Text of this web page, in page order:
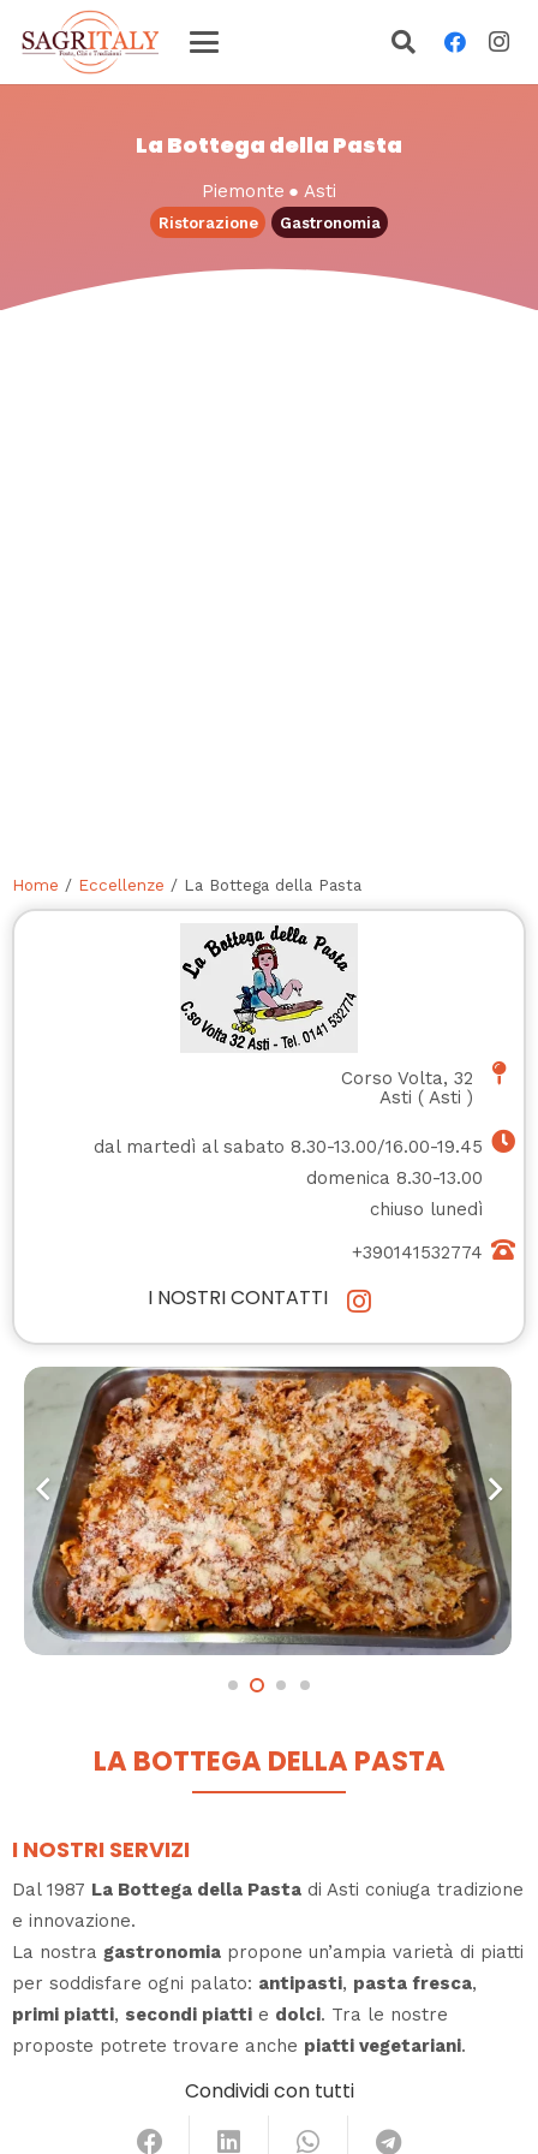
La Bottega della Pasta
Piemonte ● Asti
Ristorazione Gastronomia
Home / Eccellenze / La Bottega della Pasta
Corso Volta, 32
Asti ( Asti )
dal martedì al sabato 8.30-13.00/16.00-19.45
domenica 8.30-13.00
chiuso lunedì
+390141532774
I NOSTRI CONTATTI
LA BOTTEGA DELLA PASTA
I NOSTRI SERVIZI
Dal 1987 La Bottega della Pasta di Asti coniuga tradizione
e innovazione.
La nostra gastronomia propone un’ampia varietà di piatti
per soddisfare ogni palato: antipasti, pasta fresca,
primi piatti, secondi piatti e dolci. Tra le nostre
proposte potrete trovare anche piatti vegetariani.
Condividi con tutti